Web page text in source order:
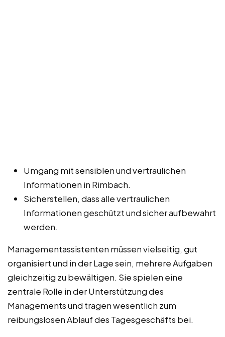
Umgang mit sensiblen und vertraulichen
Informationen in Rimbach.
Sicherstellen, dass alle vertraulichen
Informationen geschützt und sicher aufbewahrt
werden.
Managementassistenten müssen vielseitig, gut
organisiert und in der Lage sein, mehrere Aufgaben
gleichzeitig zu bewältigen. Sie spielen eine
zentrale Rolle in der Unterstützung des
Managements und tragen wesentlich zum
reibungslosen Ablauf des Tagesgeschäfts bei.